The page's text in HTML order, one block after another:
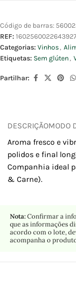
Código de barras:
REF:
Categorias: Vinhos,
Etiquetas: Sem glúten,
Partilhar:
DESCRIÇÃOMODO
Aroma fresco e
polidos e final
Companhia ideal
& Carne).
Nota:Confirmar a
que as informações
acordo com o lote,
acompanha o